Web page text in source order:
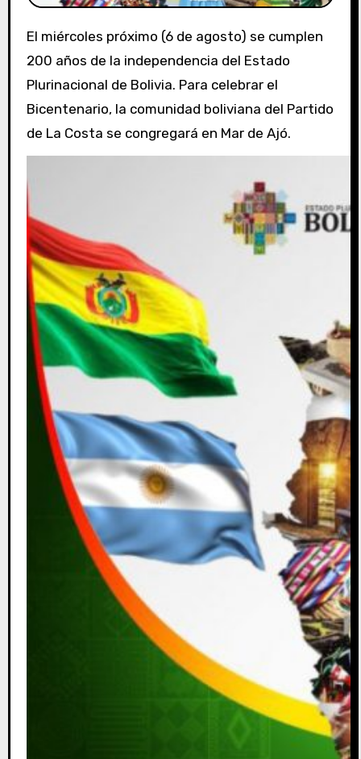
El miércoles próximo (6 de agosto) se cumplen
200 años de la independencia del Estado
Plurinacional de Bolivia. Para celebrar el
Bicentenario, la comunidad boliviana del Partido
de La Costa se congregará en Mar de Ajó.